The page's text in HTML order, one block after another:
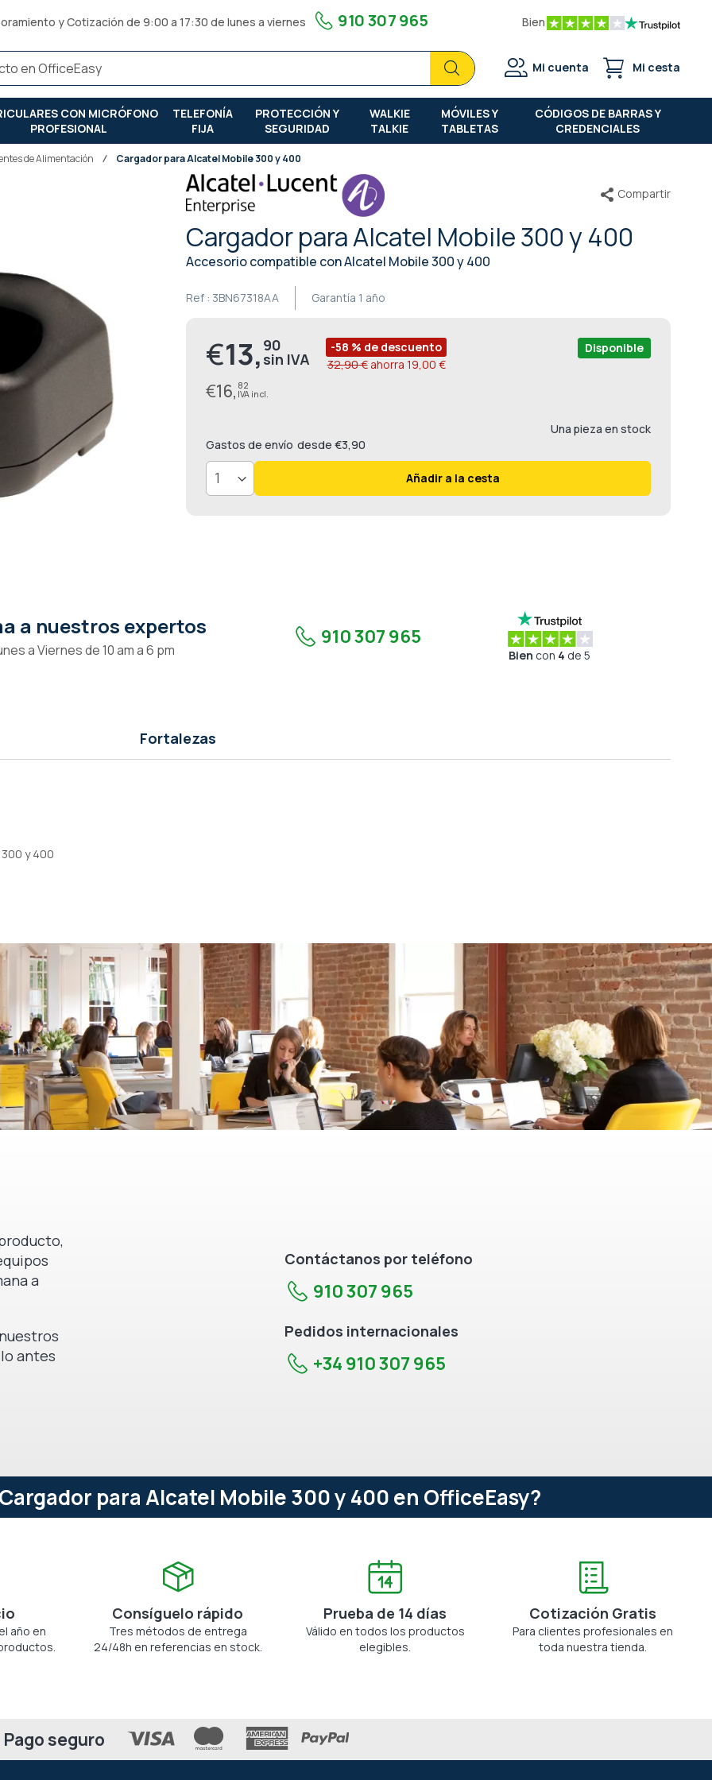
y Cotización de 9:00 a 17:30 de lunes a viernes 910 307 965 Bien
BuscarBuscar
Mi cuenta Mi cesta
CON MICRÓFONO
PROFESIONAL
TELEFONÍA
FIJA
PROTECCIÓN Y
SEGURIDAD
WALKIE
TALKIE
MÓVILES Y
TABLETAS
CÓDIGOS DE BARRAS Y
CREDENCIALES
de Alimentación Cargador para Alcatel Mobile 300 y 400
Cargador para Alcatel Mobile 300 y 400
Accesorio compatible con Alcatel Mobile 300 y 400
Garantía 1 año
Ref : 3BN67318AA
Compartir
Precio
especial
€13, 90
€16, 82
-58 % de descuento
32,90 €ahorra 19,00 €
Una pieza en stock
Disponible
Gastos de envío desde €3,90
Añadir a la cesta
a nuestros expertos
a Viernes de 10 am a 6 pm
910 307 965
Bien con 4 de 5
Fortalezas
y 400
a
antes
Contáctanos por teléfono
910 307 965
Pedidos internacionales
+34 910 307 965
para Alcatel Mobile 300 y 400 en OfficeEasy?
año en
Consíguelo rápido
Tres métodos de entrega
24/48h en referencias en stock.
Prueba de 14 días
Válido en todos los productos
elegibles.
Cotización Gratis
Para clientes profesionales en
toda nuestra tienda.
Pago seguro